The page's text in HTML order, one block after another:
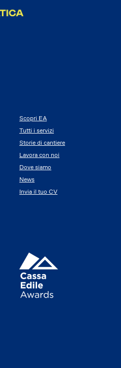
Scopri EA
Tutti i servizi
Storie di cantiere
Lavora con noi
Dove siamo
News
Invia il tuo CV